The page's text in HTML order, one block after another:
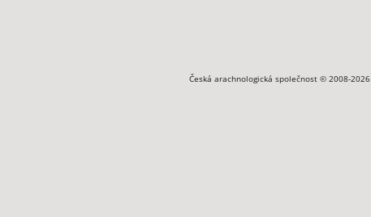
Česká arachnologická společnost © 2008-2026